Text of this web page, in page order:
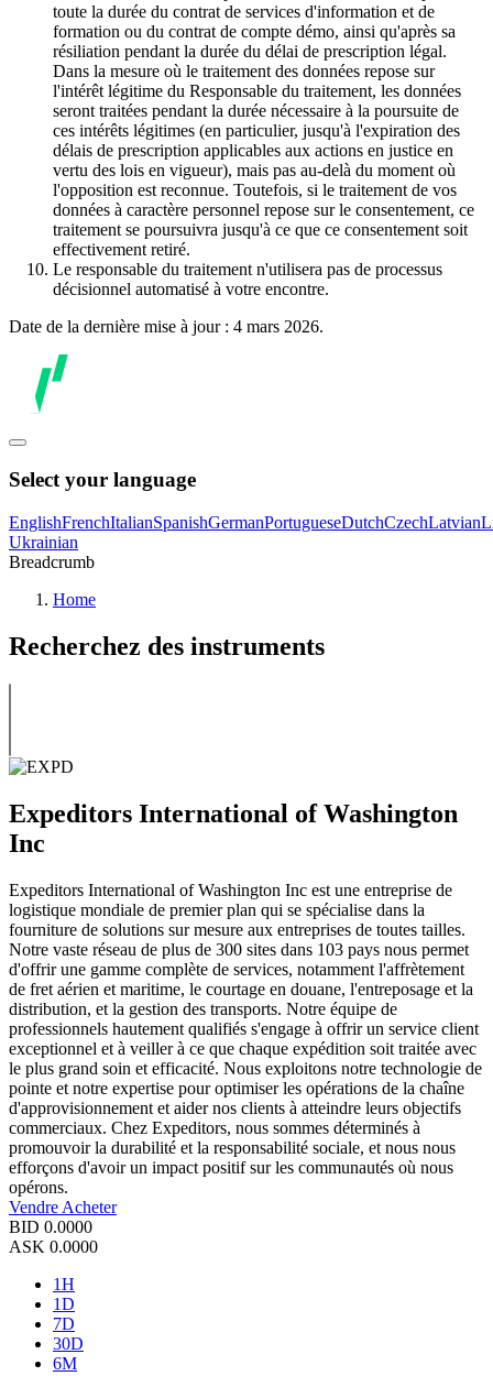
toute la durée du contrat de services d'information et de
formation ou du contrat de compte démo, ainsi qu'après sa
résiliation pendant la durée du délai de prescription légal.
Dans la mesure où le traitement des données repose sur
l'intérêt légitime du Responsable du traitement, les données
seront traitées pendant la durée nécessaire à la poursuite de
ces intérêts légitimes (en particulier, jusqu'à l'expiration des
délais de prescription applicables aux actions en justice en
vertu des lois en vigueur), mais pas au-delà du moment où
l'opposition est reconnue. Toutefois, si le traitement de vos
données à caractère personnel repose sur le consentement, ce
traitement se poursuivra jusqu'à ce que ce consentement soit
effectivement retiré.
Le responsable du traitement n'utilisera pas de processus
décisionnel automatisé à votre encontre.
Date de la dernière mise à jour : 4 mars 2026.
Select your language
EnglishFrenchItalianSpanishGermanPortugueseDutchCzechLatvian
Ukrainian
Breadcrumb
Home
Recherchez des instruments
Expeditors International of Washington
Inc
Expeditors International of Washington Inc est une entreprise de
logistique mondiale de premier plan qui se spécialise dans la
fourniture de solutions sur mesure aux entreprises de toutes tailles.
Notre vaste réseau de plus de 300 sites dans 103 pays nous permet
d'offrir une gamme complète de services, notamment l'affrètement
de fret aérien et maritime, le courtage en douane, l'entreposage et la
distribution, et la gestion des transports. Notre équipe de
professionnels hautement qualifiés s'engage à offrir un service client
exceptionnel et à veiller à ce que chaque expédition soit traitée avec
le plus grand soin et efficacité. Nous exploitons notre technologie de
pointe et notre expertise pour optimiser les opérations de la chaîne
d'approvisionnement et aider nos clients à atteindre leurs objectifs
commerciaux. Chez Expeditors, nous sommes déterminés à
promouvoir la durabilité et la responsabilité sociale, et nous nous
efforçons d'avoir un impact positif sur les communautés où nous
opérons.
Vendre Acheter
BID 0.0000
ASK 0.0000
1H
1D
7D
30D
6M